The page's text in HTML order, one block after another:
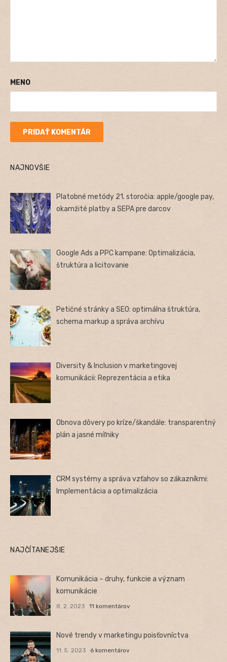
MENO
NAJNOVŠIE
Platobné metódy 21. storočia: apple/google pay,
okamžité platby a SEPA pre darcov
Google Ads a PPC kampane: Optimalizácia,
štruktúra a licitovanie
Petičné stránky a SEO: optimálna štruktúra,
schema markup a správa archívu
Diversity & Inclusion v marketingovej
komunikácii: Reprezentácia a etika
Obnova dôvery po kríze/škandále: transparentný
plán a jasné míľniky
CRM systémy a správa vzťahov so zákazníkmi:
Implementácia a optimalizácia
NAJČÍTANEJŠIE
Komunikácia – druhy, funkcie a význam
komunikácie
8. 2. 2023 11 komentárov
Nové trendy v marketingu poisťovníctva
11. 5. 2023 6 komentárov